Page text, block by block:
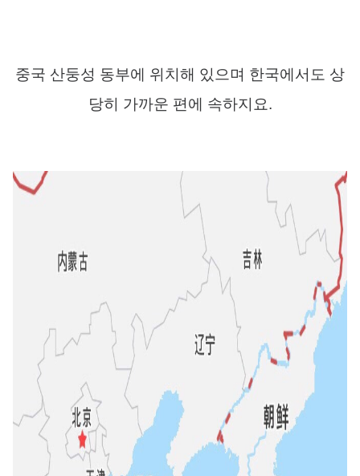
중국 산둥성 동부에 위치해 있으며 한국에서도 상
당히 가까운 편에 속하지요.